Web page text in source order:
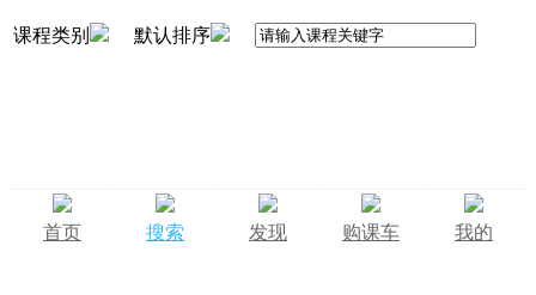
课程类别 默认排序
首页 搜索 发现 购课车 我的